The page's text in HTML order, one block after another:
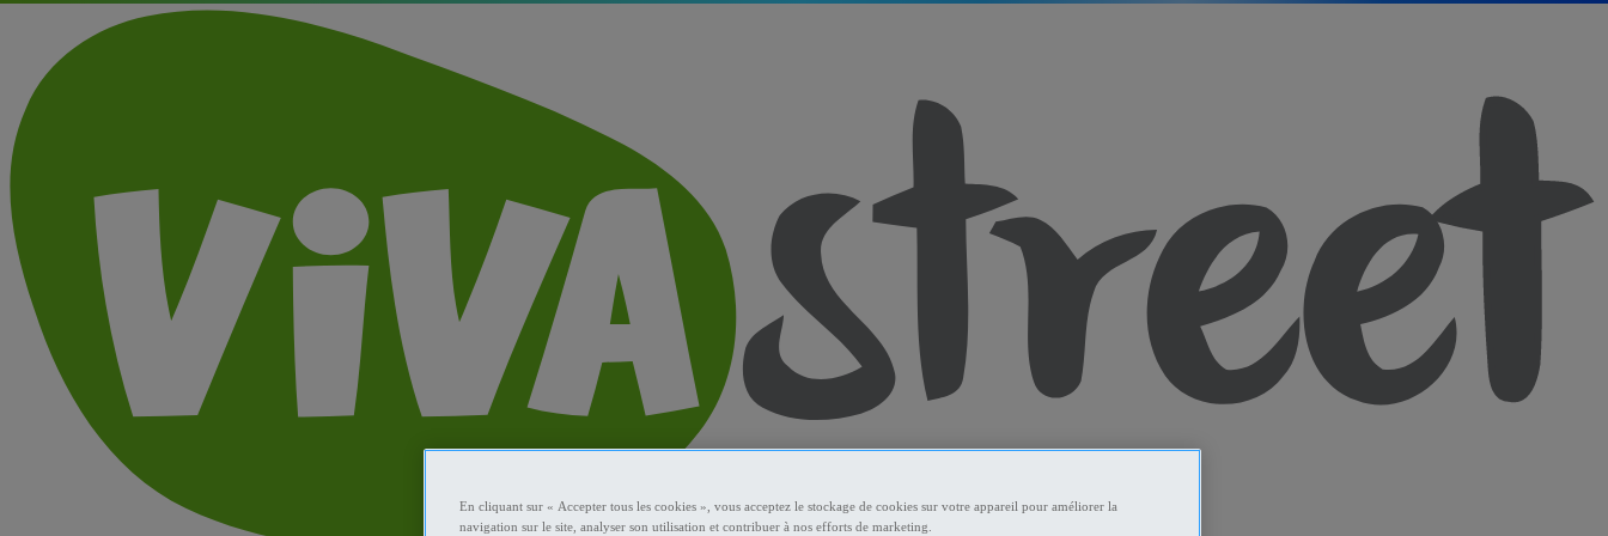
En cliquant sur « Accepter tous les cookies », vous acceptez le stockage de cookies sur votre appareil pour améliorer la
navigation sur le site, analyser son utilisation et contribuer à nos efforts de marketing.